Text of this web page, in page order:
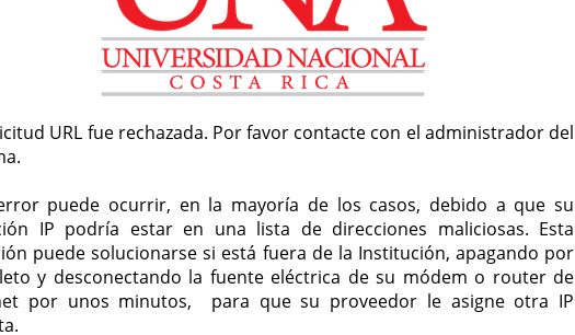
URL fue rechazada. Por favor contacte con el administrador del
puede ocurrir, en la mayoría de los casos, debido a que su
IP podría estar en una lista de direcciones maliciosas. Esta
puede solucionarse si está fuera de la Institución, apagando por
y desconectando la fuente eléctrica de su módem o router de
por unos minutos, para que su proveedor le asigne otra IP